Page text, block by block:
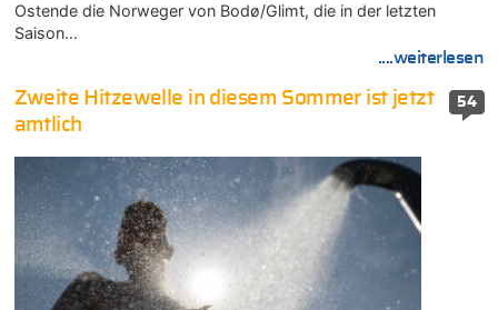
Ostende die Norweger von Bodø/Glimt, die in der letzten
Saison…
....weiterlesen
54
Zweite Hitzewelle in diesem Sommer ist jetzt
amtlich